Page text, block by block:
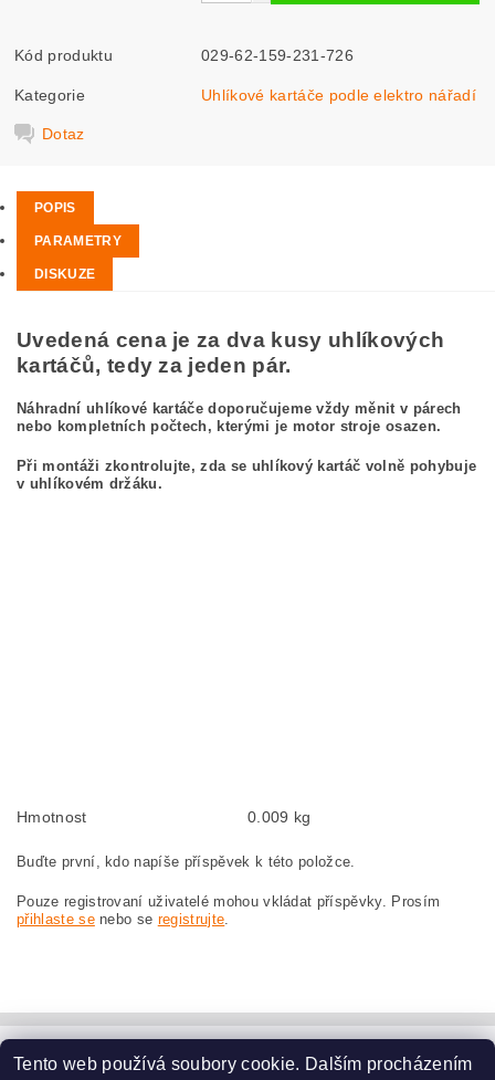
Kód produktu 029-62-159-231-726
Kategorie Uhlíkové kartáče podle elektro nářadí
Dotaz
POPIS
PARAMETRY
DISKUZE
Uvedená cena je za dva kusy uhlíkových
kartáčů, tedy za jeden pár.
Náhradní uhlíkové kartáče doporučujeme vždy měnit v párech
nebo kompletních počtech, kterými je motor stroje osazen.
Při montáži zkontrolujte, zda se uhlíkový kartáč volně pohybuje
v uhlíkovém držáku.
Hmotnost 0.009 kg
Buďte první, kdo napíše příspěvek k této položce.
Pouze registrovaní uživatelé mohou vkládat příspěvky. Prosím
přihlaste senebo se registrujte.
www.dodilny.cz
Tento web používá soubory cookie. Dalším procházením